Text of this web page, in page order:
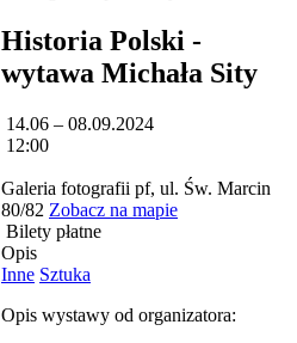
Historia Polski -
wytawa Michała Sity
14.06 – 08.09.2024
12:00
Galeria fotografii pf, ul. Św. Marcin
80/82 Zobacz na mapie
Bilety płatne
Opis
Inne Sztuka
Opis wystawy od organizatora: